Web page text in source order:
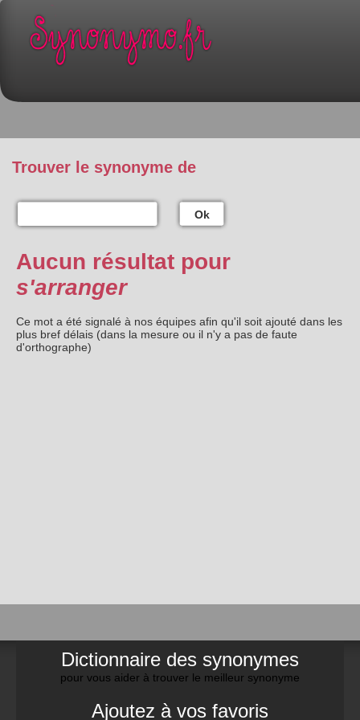
Trouver le synonyme de
Ok
Aucun résultat pour
s'arranger
Ce mot a été signalé à nos équipes afin qu'il soit ajouté dans les
plus bref délais (dans la mesure ou il n'y a pas de faute
d'orthographe)
Dictionnaire des synonymes
pour vous aider à trouver le meilleur synonyme
Ajoutez à vos favoris